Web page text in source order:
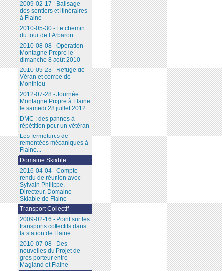
2009-02-17 - Balisage
des sentiers et itinéraires
à Flaine
2010-05-30 - Le chemin
du tour de l’Arbaron
2010-08-08 - Opération
Montagne Propre le
dimanche 8 août 2010
2010-09-23 - Refuge de
Véran et combe de
Monthieu
2012-07-28 - Journée
Montagne Propre à Flaine
le samedi 28 juillet 2012
DMC : des pannes à
répétition pour un vétéran
Les fermetures de
remontées mécaniques à
Flaine...
Domaine Skiable
2016-04-04 - Compte-
rendu de réunion avec
Sylvain Philippe,
Directeur, Domaine
Skiable de Flaine
Transport Collectif
2009-02-16 - Point sur les
transports collectifs dans
la station de Flaine.
2010-07-08 - Des
nouvelles du Projet de
gros porteur entre
Magland et Flaine